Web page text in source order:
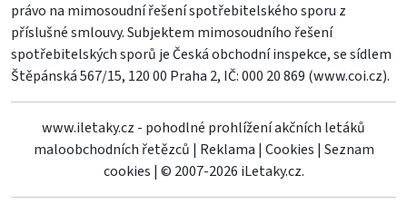
právo na mimosoudní řešení spotřebitelského sporu z
příslušné smlouvy. Subjektem mimosoudního řešení
spotřebitelských sporů je Česká obchodní inspekce, se sídlem
Štěpánská 567/15, 120 00 Praha 2, IČ: 000 20 869 (www.coi.cz).
www.iletaky.cz - pohodlné prohlížení akčních letáků
maloobchodních řetězců | Reklama | Cookies | Seznam
cookies | © 2007-2026 iLetaky.cz.